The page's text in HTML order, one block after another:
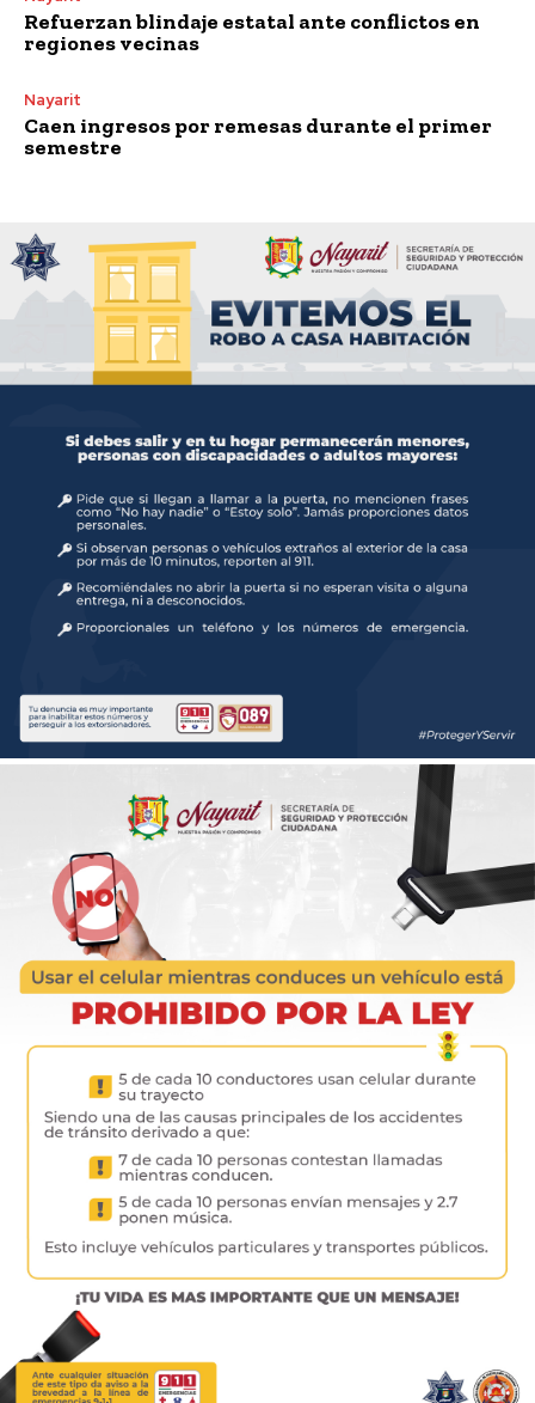
Refuerzan blindaje estatal ante conflictos en
regiones vecinas
Nayarit
Caen ingresos por remesas durante el primer
semestre